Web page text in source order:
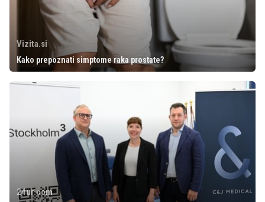
Vizita.si
Kako prepoznati simptome raka prostate?
24ur.com